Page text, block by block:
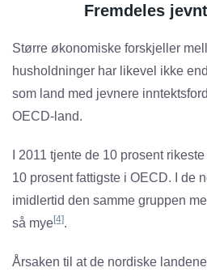
Fremdeles
Større økonomiske forskjeller
husholdninger har likevel ikke
som land med jevnere
OECD-land.
I 2011 tjente de 10 prosent
10 prosent fattigste i OECD. I de
imidlertid den samme gruppen
så mye[4].
Årsaken til at de nordiske